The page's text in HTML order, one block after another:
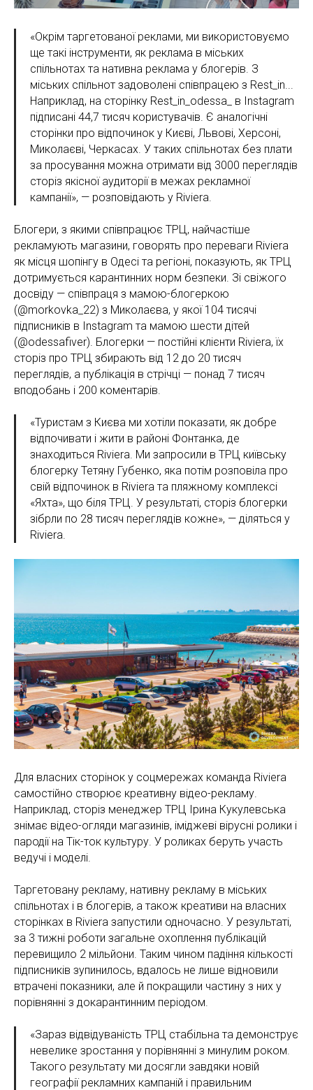
«Окрім таргетованої реклами, ми використовуємо
ще такі інструменти, як реклама в міських
спільнотах та нативна реклама у блогерів. З
міських спільнот задоволені співпрацею з Rest_in...
Наприклад, на сторінку Rest_in_odessa_ в Instagram
підписані 44,7 тисяч користувачів. Є аналогічні
сторінки про відпочинок у Києві, Львові, Херсоні,
Миколаєві, Черкасах. У таких спільнотах без плати
за просування можна отримати від 3000 переглядів
сторіз якісної аудиторії в межах рекламної
кампанії», — розповідають у Riviera.
Блогери, з якими співпрацює ТРЦ, найчастіше
рекламують магазини, говорять про переваги Riviera
як місця шопінгу в Одесі та регіоні, показують, як ТРЦ
дотримується карантинних норм безпеки. Зі свіжого
досвіду — співпраця з мамою-блогеркою
(@morkovka_22) з Миколаєва, у якої 104 тисячі
підписників в Instagram та мамою шести дітей
(@odessafiver). Блогерки — постійні клієнти Riviera, їх
сторіз про ТРЦ збирають від 12 до 20 тисяч
переглядів, а публікація в стрічці — понад 7 тисяч
вподобань і 200 коментарів.
«Туристам з Києва ми хотіли показати, як добре
відпочивати і жити в районі Фонтанка, де
знаходиться Riviera. Ми запросили в ТРЦ київську
блогерку Тетяну Губенко, яка потім розповіла про
свій відпочинок в Riviera та пляжному комплексі
«Яхта», що біля ТРЦ. У результаті, сторіз блогерки
зібрли по 28 тисяч переглядів кожне», — діляться у
Riviera.
Для власних сторінок у соцмережах команда Riviera
самостійно створює креативну відео-рекламу.
Наприклад, сторіз менеджер ТРЦ Ірина Кукулевська
знімає відео-огляди магазинів, іміджеві вірусні ролики і
пародії на Тік-ток культуру. У роликах беруть участь
ведучі і моделі.
Таргетовану рекламу, нативну рекламу в міських
спільнотах і в блогерів, а також креативи на власних
сторінках в Riviera запустили одночасно. У результаті,
за 3 тижні роботи загальне охоплення публікацій
перевищило 2 мільйони. Таким чином падіння кількості
підписників зупинилось, вдалось не лише відновили
втрачені показники, але й покращили частину з них у
порівнянні з докарантинним періодом.
«Зараз відвідуваність ТРЦ стабільна та демонструє
невелике зростання у порівнянні з минулим роком.
Такого результату ми досягли завдяки новій
географії рекламних кампаній і правильним